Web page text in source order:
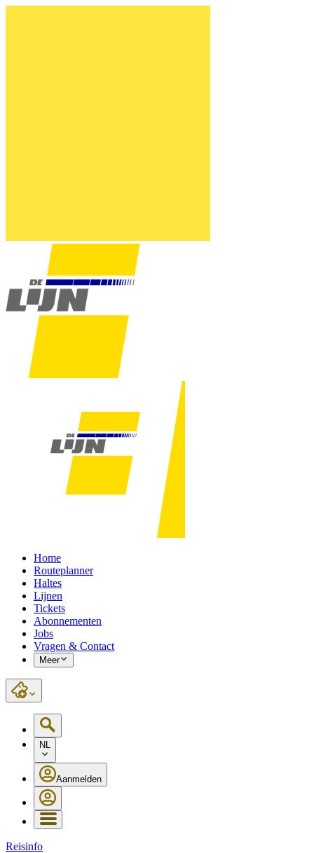
Home
Routeplanner
Haltes
Lijnen
Tickets
Abonnementen
Jobs
Vragen & Contact
Meer
NL
Aanmelden
Reisinfo